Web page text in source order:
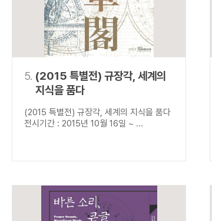
5. (2015 특별전) 규장각, 세계의
지식을 품다
(2015 특별전) 규장각, 세계의 지식을 품다
전시기간 : 2015년 10월 16일 ~ ...